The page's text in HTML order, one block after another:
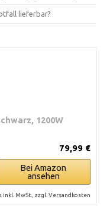
lieferbar?
1200W
79,99 €
Bei Amazon
ansehen
inkl. MwSt., zzgl. Versandkosten